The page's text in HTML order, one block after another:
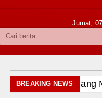
Jumat,
BREAKING NEWS
Hukuman Mati